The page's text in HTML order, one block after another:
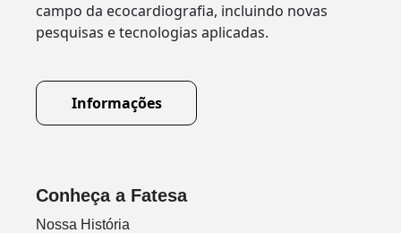
campo da ecocardiografia, incluindo novas
pesquisas e tecnologias aplicadas.
Informações
Conheça a Fatesa
Nossa História